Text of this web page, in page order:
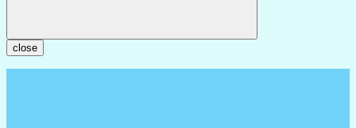
close